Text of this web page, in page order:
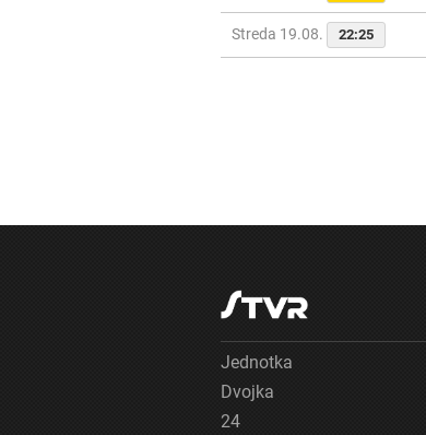
Streda 19.08. 22:25
Jednotka
Dvojka
24